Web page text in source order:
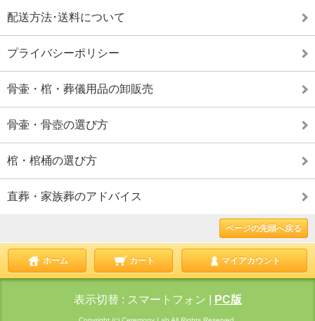
配送方法･送料について
プライバシーポリシー
骨壷・棺・葬儀用品の卸販売
骨壷・骨壺の選び方
棺・棺桶の選び方
直葬・家族葬のアドバイス
ページの先頭へ戻る
ホーム カート マイアカウント
表示切替 : スマートフォン PC版